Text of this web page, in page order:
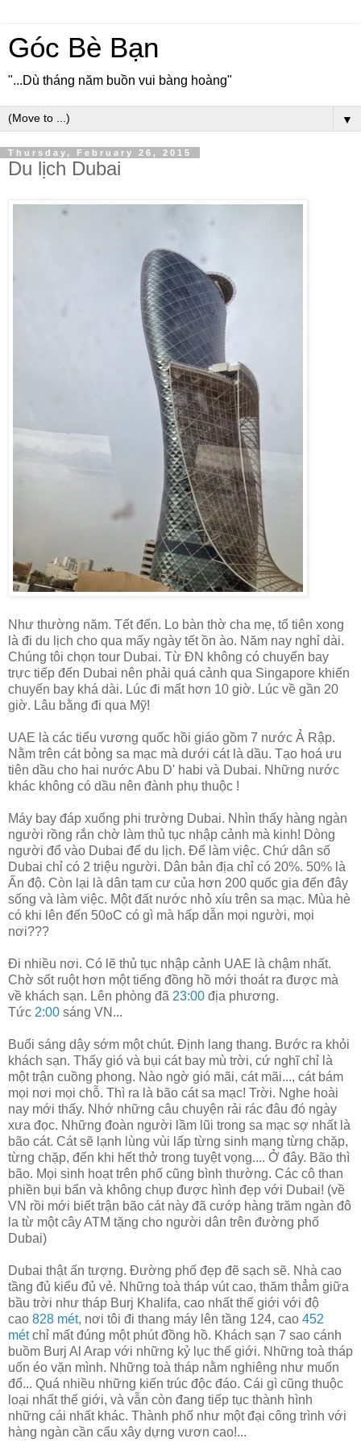
Góc Bè Bạn
"...Dù tháng năm buồn vui bàng hoàng"
▼
Thursday, February 26, 2015
Du lịch Dubai
Như thường năm. Tết đến. Lo bàn thờ cha mẹ, tổ tiên xong
là đi du lịch cho qua mấy ngày tết ồn ào. Năm nay nghỉ dài.
Chúng tôi chọn tour Dubai. Từ ĐN không có chuyến bay
trực tiếp đến Dubai nên phải quá cảnh qua Singapore khiến
chuyến bay khá dài. Lúc đi mất hơn 10 giờ. Lúc về gần 20
giờ. Lâu bằng đi qua Mỹ!
UAE là các tiểu vương quốc hồi giáo gồm 7 nước Ả Rập.
Nằm trên cát bỏng sa mạc mà dưới cát là dầu. Tạo hoá ưu
tiên dầu cho hai nước Abu D' habi và Dubai. Những nước
khác không có dầu nên đành phụ thuộc !
Máy bay đáp xuống phi trường Dubai. Nhìn thấy hàng ngàn
người rồng rắn chờ làm thủ tục nhập cảnh mà kinh! Dòng
người đổ vào Dubai để du lịch. Để làm việc. Chứ dân số
Dubai chỉ có 2 triệu người. Dân bản địa chỉ có 20%. 50% là
Ấn độ. Còn lại là dân tạm cư của hơn 200 quốc gia đến đây
sống và làm việc. Một đất nước nhỏ xíu trên sa mạc. Mùa hè
có khi lên đến 50oC có gì mà hấp dẫn mọi người, mọi
nơi???
Đi nhiều nơi. Có lẽ thủ tục nhập cảnh UAE là chậm nhất.
Chờ sốt ruột hơn một tiếng đồng hồ mới thoát ra được mà
về khách sạn. Lên phòng đã 23:00 địa phương.
Tức 2:00 sáng VN...
Buổi sáng dậy sớm một chút. Định lang thang. Bước ra khỏi
khách sạn. Thấy gió và bụi cát bay mù trời, cứ nghĩ chỉ là
một trận cuồng phong. Nào ngờ gió mãi, cát mãi..., cát bám
mọi nơi mọi chỗ. Thì ra là bão cát sa mạc! Trời. Nghe hoài
nay mới thấy. Nhớ những câu chuyện rải rác đâu đó ngày
xưa đọc. Những đoàn người lầm lũi trong sa mạc sợ nhất là
bão cát. Cát sẽ lạnh lùng vùi lấp từng sinh mạng từng chặp,
từng chặp, đến khi hết thở trong tuyệt vọng.... Ở đây. Bão thì
bão. Mọi sinh hoạt trên phố cũng bình thường. Các cô than
phiền bụi bẩn và không chụp được hình đẹp với Dubai! (về
VN rồi mới biết trận bão cát này đã cướp hàng trăm ngàn đô
la từ một cây ATM tặng cho người dân trên đường phố
Dubai)
Dubai thật ấn tượng. Đường phố đẹp đẽ sạch sẽ. Nhà cao
tầng đủ kiểu đủ vẻ. Những toà tháp vút cao, thăm thẳm giữa
bầu trời như tháp Burj Khalifa, cao nhất thế giới với độ
cao 828 mét, nơi tôi đi thang máy lên tầng 124, cao 452
métchỉ mất đúng một phút đồng hồ. Khách sạn 7 sao cánh
buồm Burj Al Arap với những kỷ lục thế giới. Những toà tháp
uốn éo vặn mình. Những toà tháp nằm nghiêng như muốn
đổ... Quá nhiều những kiến trúc độc đáo. Cái gì cũng thuộc
loại nhất thế giới, và vẫn còn đang tiếp tục thành hình
những cái nhất khác. Thành phố như một đại công trình với
hàng ngàn cần cẩu xây dựng vươn cao!...